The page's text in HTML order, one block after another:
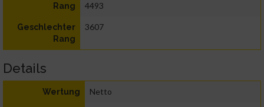
Rang 4493
Geschlechter
Rang
3607
Details
Wertung Netto